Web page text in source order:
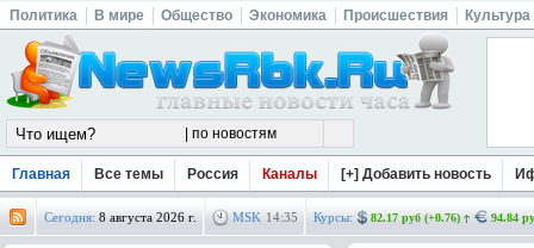
Политика В мире Общество Экономика Происшествия Культура
Главная Все темы Россия Каналы [+] Добавить новость
Сегодня: 8 августа 2026 г. MSK 14:35 Курсы: 82.17 руб (+0.76) 94.84